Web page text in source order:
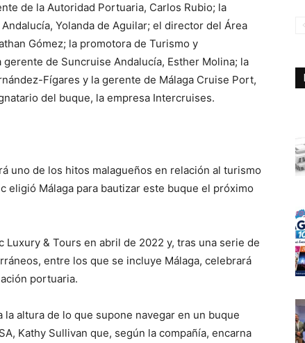
de la Autoridad Portuaria, Carlos Rubio; la
Yolanda de Aguilar; el director del Área
Gómez; la promotora de Turismo y
de Suncruise Andalucía, Esther Molina; la
Fígares y la gerente de Málaga Cruise Port,
del buque, la empresa Intercruises.
uno de los hitos malagueños en relación al turismo
eligió Málaga para bautizar este buque el próximo
Luxury & Tours en abril de 2022 y, tras una serie de
entre los que se incluye Málaga, celebrará
portuaria.
la altura de lo que supone navegar en un buque
Kathy Sullivan que, según la compañía, encarna